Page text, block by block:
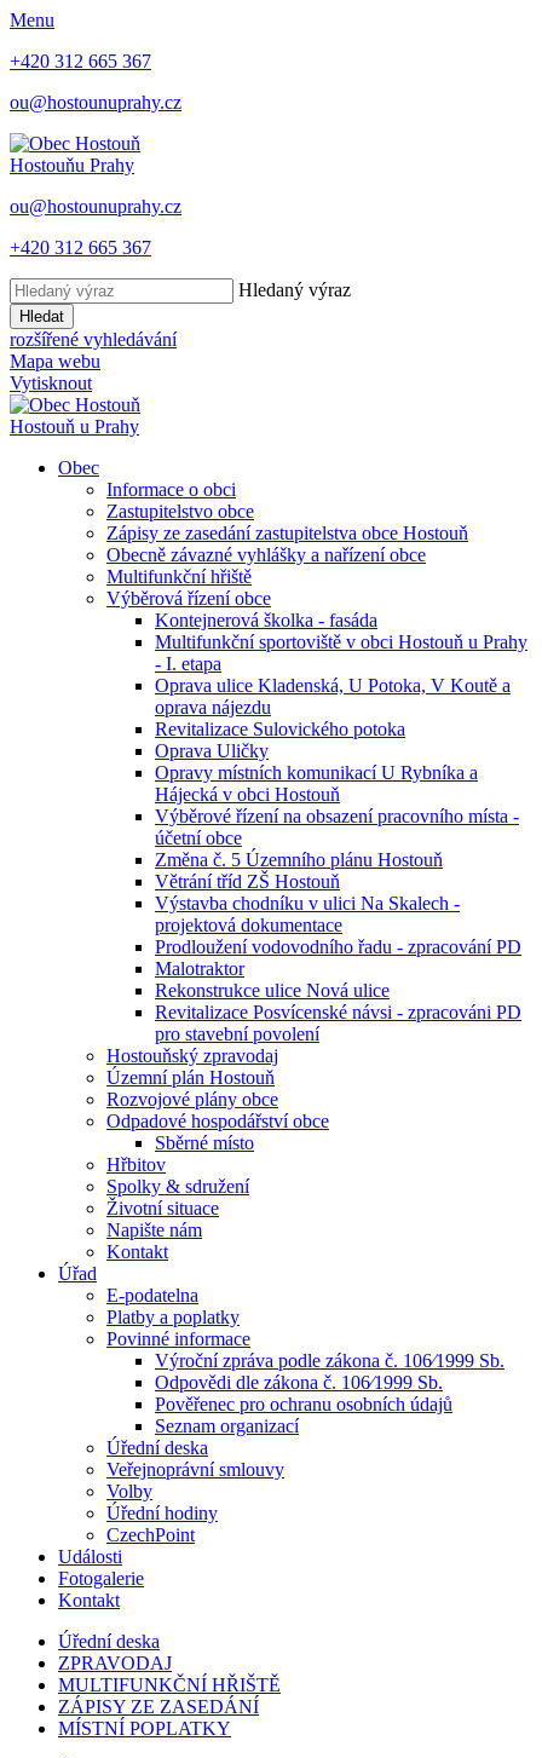
Menu
+420 312 665 367
ou@hostounuprahy.cz
Hostouňu Prahy
ou@hostounuprahy.cz
+420 312 665 367
Hledaný výraz
Hledat
rozšířené vyhledávání
Mapa webu
Vytisknout
Hostouň u Prahy
Obec
Informace o obci
Zastupitelstvo obce
Zápisy ze zasedání zastupitelstva obce Hostouň
Obecně závazné vyhlášky a nařízení obce
Multifunkční hřiště
Výběrová řízení obce
Kontejnerová školka - fasáda
Multifunkční sportoviště v obci Hostouň u Prahy
- I. etapa
Oprava ulice Kladenská, U Potoka, V Koutě a
oprava nájezdu
Revitalizace Sulovického potoka
Oprava Uličky
Opravy místních komunikací U Rybníka a
Hájecká v obci Hostouň
Výběrové řízení na obsazení pracovního místa -
účetní obce
Změna č. 5 Územního plánu Hostouň
Větrání tříd ZŠ Hostouň
Výstavba chodníku v ulici Na Skalech -
projektová dokumentace
Prodloužení vodovodního řadu - zpracování PD
Malotraktor
Rekonstrukce ulice Nová ulice
Revitalizace Posvícenské návsi - zpracováni PD
pro stavební povolení
Hostouňský zpravodaj
Územní plán Hostouň
Rozvojové plány obce
Odpadové hospodářství obce
Sběrné místo
Hřbitov
Spolky & sdružení
Životní situace
Napište nám
Kontakt
Úřad
E-podatelna
Platby a poplatky
Povinné informace
Výroční zpráva podle zákona č. 106⁄1999 Sb.
Odpovědi dle zákona č. 106⁄1999 Sb.
Pověřenec pro ochranu osobních údajů
Seznam organizací
Úřední deska
Veřejnoprávní smlouvy
Volby
Úřední hodiny
CzechPoint
Události
Fotogalerie
Kontakt
Úřední deska
ZPRAVODAJ
MULTIFUNKČNÍ HŘIŠTĚ
ZÁPISY ZE ZASEDÁNÍ
MÍSTNÍ POPLATKY